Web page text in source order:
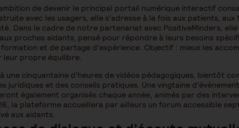
de devenir le principal portail numérique interactif
avec les usagers, elle s’adresse à la fois aux patients, aux
Dans le cadre de notre partenariat avec PositiveMinders,
proches aidants, pensé pour répondre à leurs besoins
et de partage d’expérience. Objectif : mieux les
leur propre équilibre.
une cinquantaine d’heures de vidéos pédagogiques, bientôt
juridiques et des conseils pratiques. Une vingtaine
également organisés chaque année, animés par des
la plateforme accueillera par ailleurs un forum accessible
aux aidants.